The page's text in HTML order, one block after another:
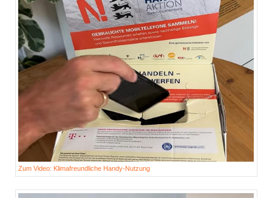
Zum Video: Klimafreundliche Handy-Nutzung